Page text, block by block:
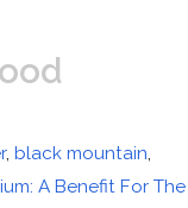
,black mountain,
A Benefit For The